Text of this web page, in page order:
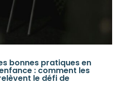
bonnes pratiques en
: comment les
le défi de